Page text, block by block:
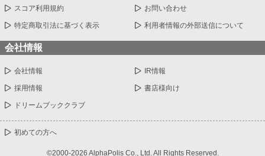
スコア利用規約 お問い合わせ
特定商取引法に基づく表示 利用者情報の外部送信について
会社情報
会社情報 IR情報
採用情報 書店様向け
ドリームブッククラブ
初めての方へ
©2000-2026 AlphaPolis Co., Ltd. All Rights Reserved.